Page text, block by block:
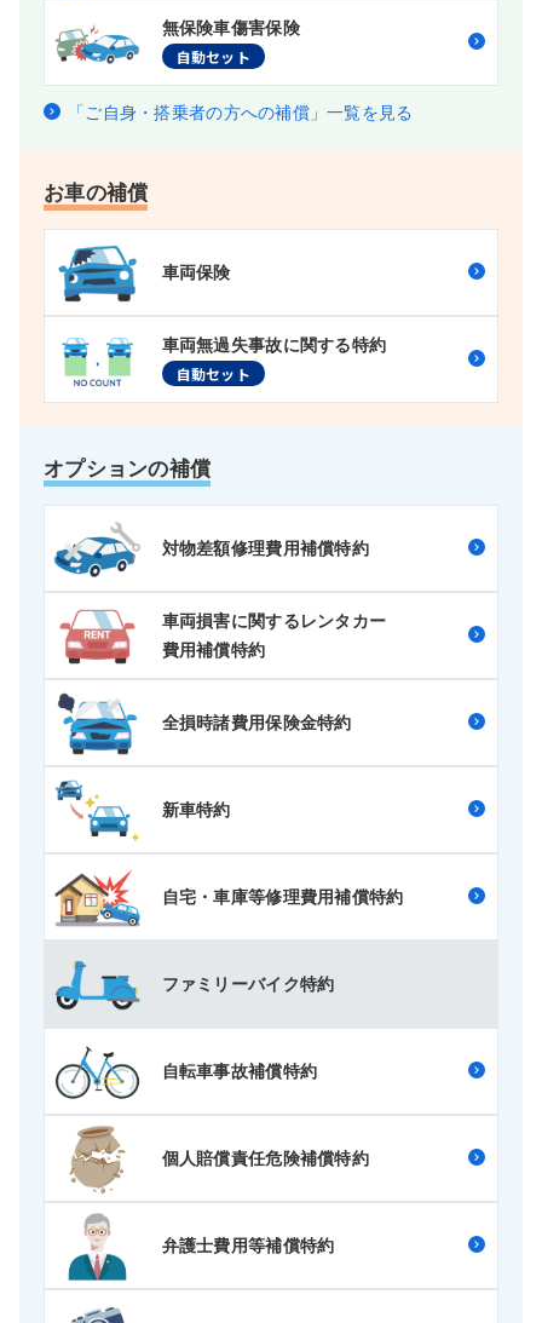
無保険車傷害保険
自動セット
「ご自身・搭乗者の方への補償」一覧を見る
お車の補償
車両保険
車両無過失事故に関する特約
自動セット
オプションの補償
対物差額修理費用補償特約
車両損害に関するレンタカー
費用補償特約
全損時諸費用保険金特約
新車特約
自宅・車庫等修理費用補償特約
ファミリーバイク特約
自転車事故補償特約
個人賠償責任危険補償特約
弁護士費用等補償特約